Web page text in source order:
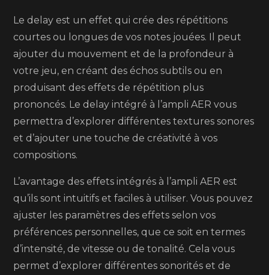
Le delay est un effet qui crée des répétitions
courtes ou longues de vos notes jouées. Il peut
ajouter du mouvement et de la profondeur à
votre jeu, en créant des échos subtils ou en
produisant des effets de répétition plus
prononcés. Le delay intégré à l’ampli AER vous
permettra d’explorer différentes textures sonores
et d’ajouter une touche de créativité à vos
compositions.
L’avantage des effets intégrés à l’ampli AER est
qu’ils sont intuitifs et faciles à utiliser. Vous pouvez
ajuster les paramètres des effets selon vos
préférences personnelles, que ce soit en termes
d’intensité, de vitesse ou de tonalité. Cela vous
permet d’explorer différentes sonorités et de